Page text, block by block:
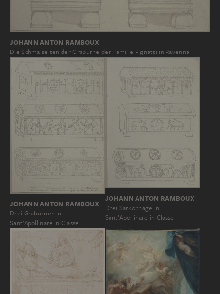
JOHANN ANTON RAMBOUX
Die Schmalseiten der Graburne der Familie Pignatti in Ravenna
JOHANN ANTON RAMBOUX
Drei Graburnen in
Sant’Apollinare in Classe
JOHANN ANTON RAMBOUX
Drei Sarkophage in
Sant’Apollinare in Classe